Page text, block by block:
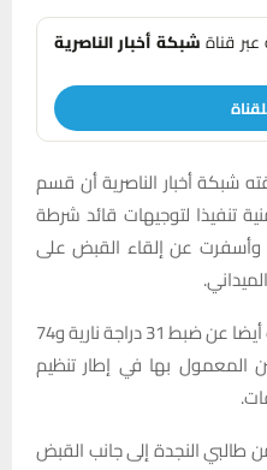
قناةشبكة أخبار الناصرية
شبكة أخبار الناصرية أن قسم
تنفيذا لتوجيهات قائد شرطة
وأسفرت عن إلقاء القبض على
وأوضح البيان أن الممارسة أسفرت أيضا عن ضبط 31 دراجة نارية و74
المعمول بها في إطار تنظيم
إلى تقديم المساعدة لـ59 من طالبي النجدة إلى جانب القبض